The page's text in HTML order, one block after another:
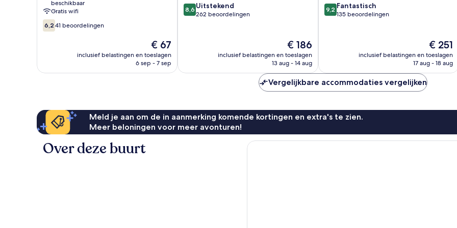
beschikbaar
Gratis wifi
6.2
van
beoordelingen
6,2 41 beoordelingen
De
prijs
is
€ 67
inclusief belastingen en toeslagen
6 sep - 7 sep
8.6
van
beoordelingen
8,6 Uitstekend
262 beoordelingen
De
prijs
is
€ 186
inclusief belastingen en toeslagen
13 aug - 14 aug
9.2
van
beoordelingen
9,2 Fantastisch
135 beoordelingen
De
prijs
is
€ 251
inclusief belastingen en toeslagen
17 aug - 18 aug
Vergelijkbare accommodaties vergelijken
Meld je aan om de in aanmerking komende kortingen en extra's te zien.
Meer beloningen voor meer avonturen!
Over deze buurt